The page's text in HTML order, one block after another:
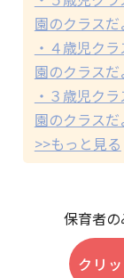
園のクラスだ
・４歳児ク
園のクラスだ
・３歳児ク
園のクラスだ
>>もっと見る
保育者の
クリ